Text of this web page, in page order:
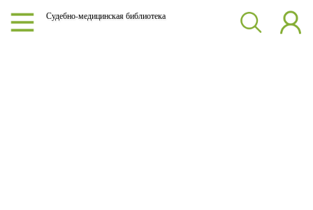
Судебно-медицинская библиотека